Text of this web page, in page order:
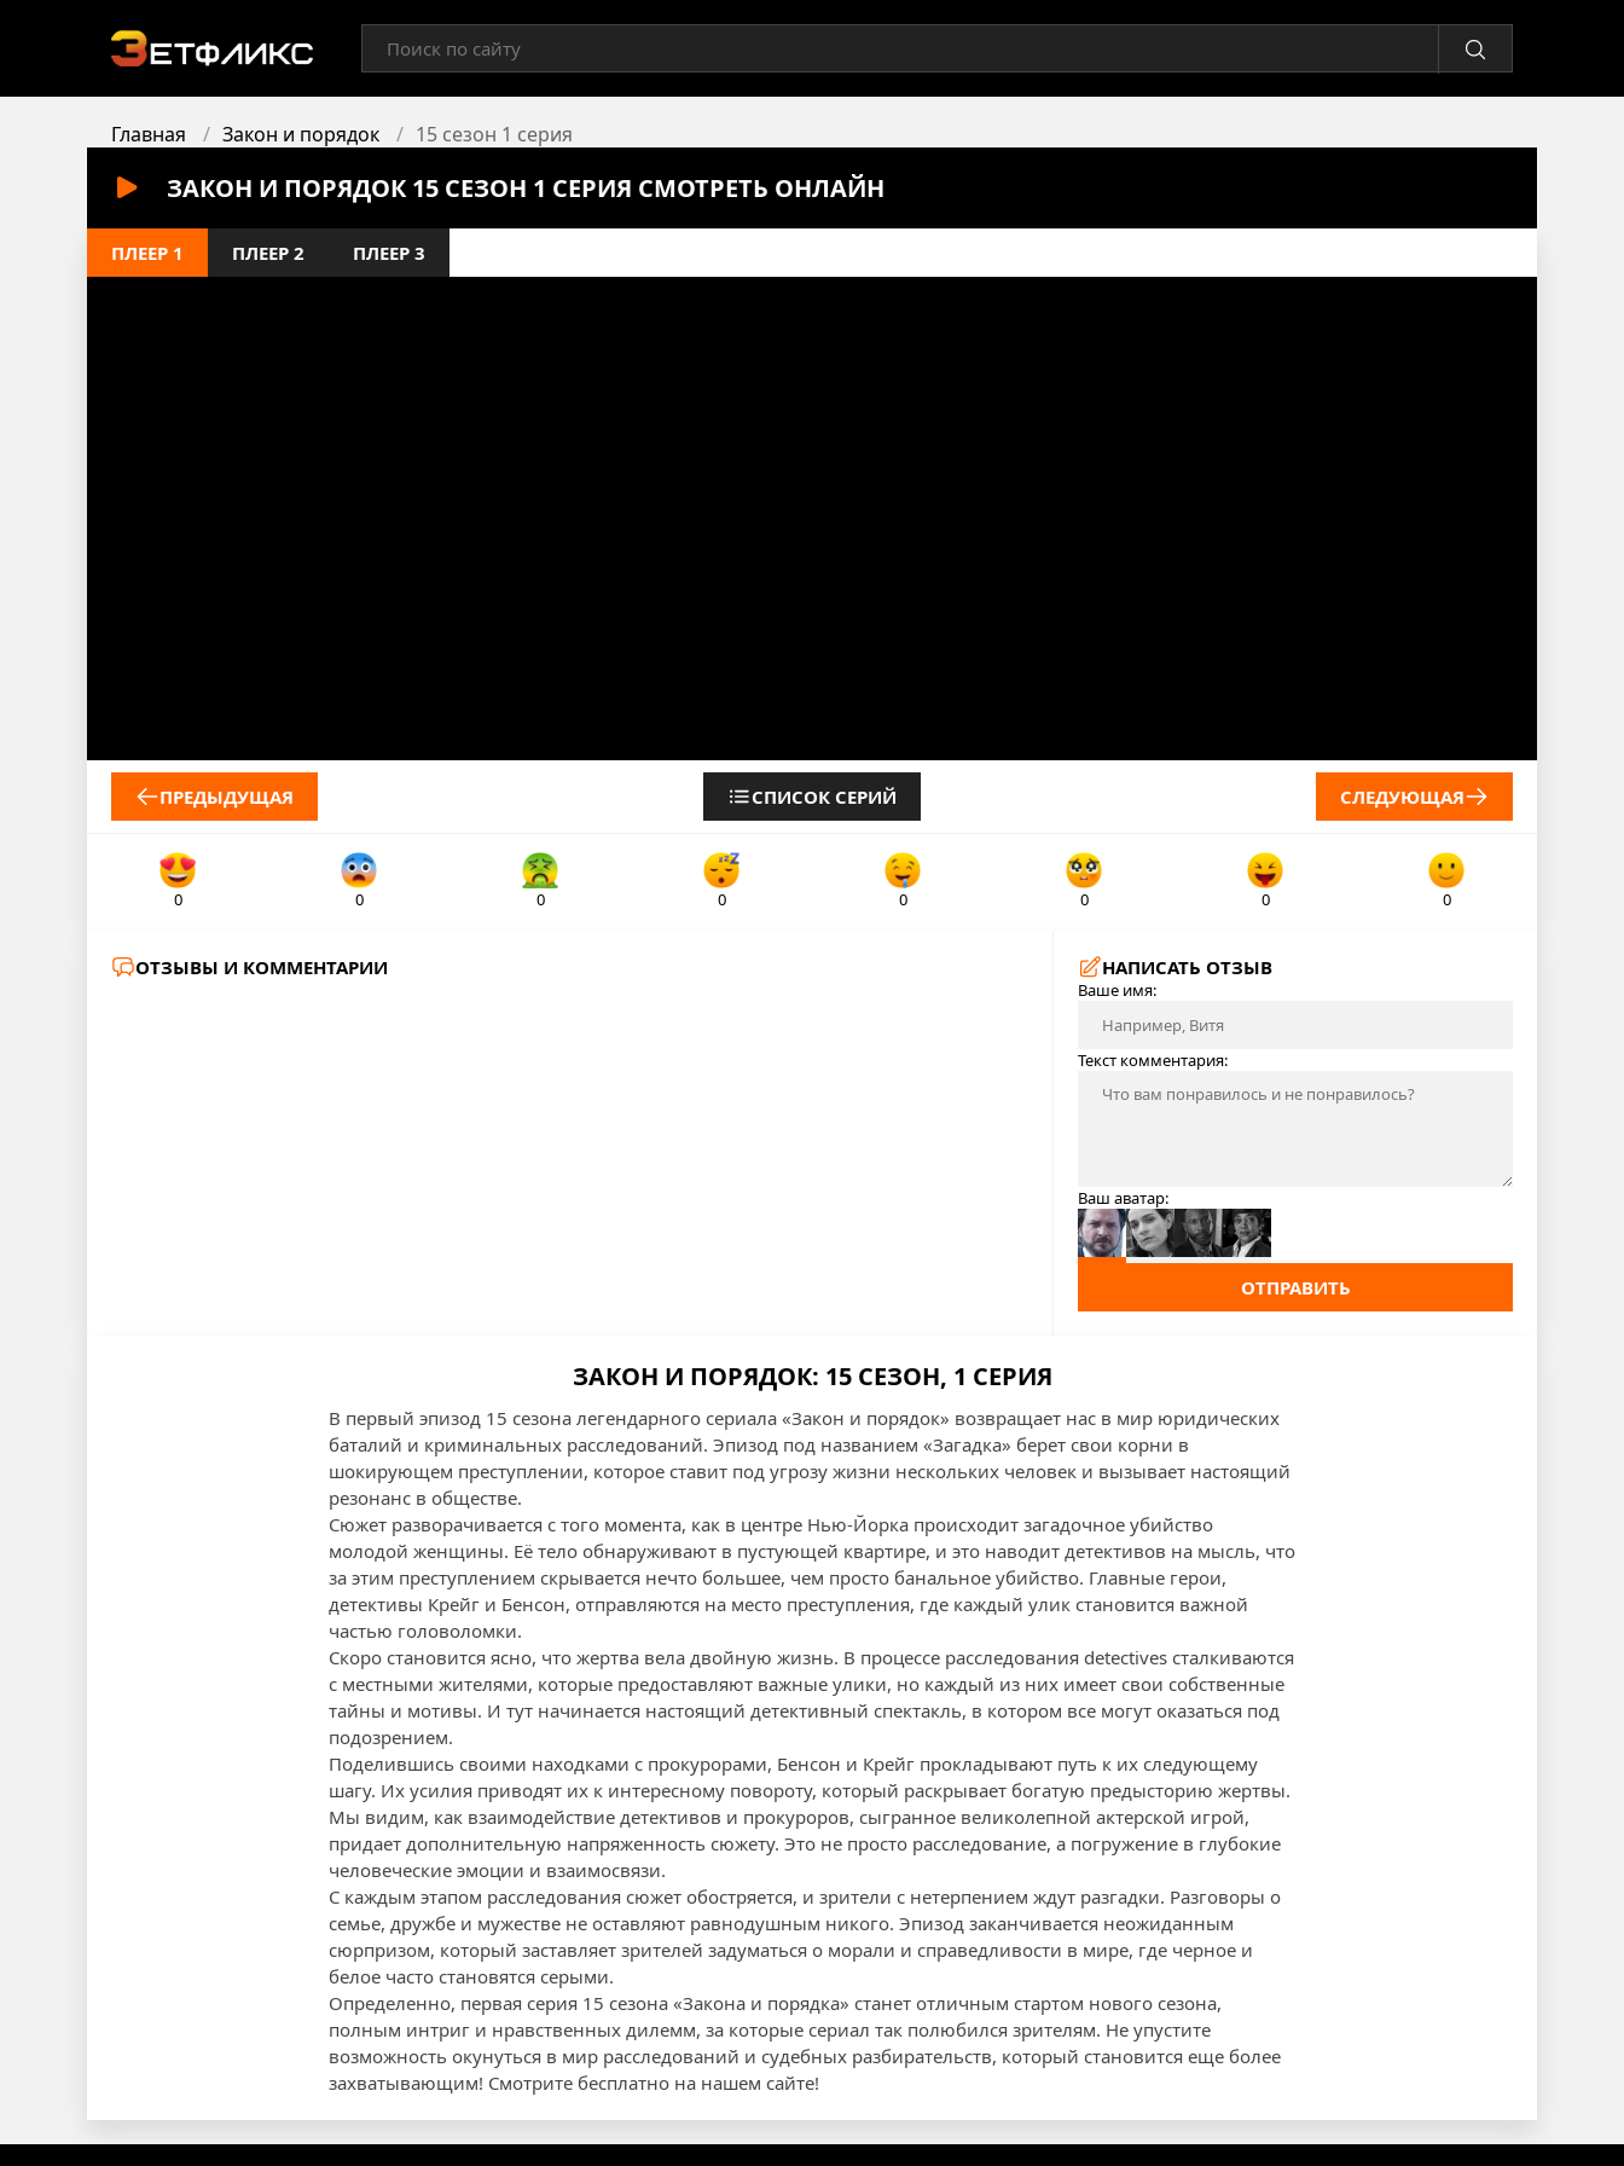
Главная Закон и порядок 15 сезон 1 серия
ЗАКОН И ПОРЯДОК 15 СЕЗОН 1 СЕРИЯ СМОТРЕТЬ ОНЛАЙН
ПЛЕЕР 1 ПЛЕЕР 2 ПЛЕЕР 3
ПРЕДЫДУЩАЯ СПИСОК СЕРИЙ СЛЕДУЮЩАЯ
0 0 0 0 0 0 0 0
ОТЗЫВЫ И КОММЕНТАРИИ НАПИСАТЬ ОТЗЫВ
Ваше имя:
Текст комментария:
Ваш аватар:
ОТПРАВИТЬ
ЗАКОН И ПОРЯДОК: 15 СЕЗОН, 1 СЕРИЯ
В первый эпизод 15 сезона легендарного сериала «Закон и порядок» возвращает нас в мир юридических
баталий и криминальных расследований. Эпизод под названием «Загадка» берет свои корни в
шокирующем преступлении, которое ставит под угрозу жизни нескольких человек и вызывает настоящий
резонанс в обществе.
Сюжет разворачивается с того момента, как в центре Нью-Йорка происходит загадочное убийство
молодой женщины. Её тело обнаруживают в пустующей квартире, и это наводит детективов на мысль, что
за этим преступлением скрывается нечто большее, чем просто банальное убийство. Главные герои,
детективы Крейг и Бенсон, отправляются на место преступления, где каждый улик становится важной
частью головоломки.
Скоро становится ясно, что жертва вела двойную жизнь. В процессе расследования detectives сталкиваются
с местными жителями, которые предоставляют важные улики, но каждый из них имеет свои собственные
тайны и мотивы. И тут начинается настоящий детективный спектакль, в котором все могут оказаться под
подозрением.
Поделившись своими находками с прокурорами, Бенсон и Крейг прокладывают путь к их следующему
шагу. Их усилия приводят их к интересному повороту, который раскрывает богатую предысторию жертвы.
Мы видим, как взаимодействие детективов и прокуроров, сыгранное великолепной актерской игрой,
придает дополнительную напряженность сюжету. Это не просто расследование, а погружение в глубокие
человеческие эмоции и взаимосвязи.
С каждым этапом расследования сюжет обостряется, и зрители с нетерпением ждут разгадки. Разговоры о
семье, дружбе и мужестве не оставляют равнодушным никого. Эпизод заканчивается неожиданным
сюрпризом, который заставляет зрителей задуматься о морали и справедливости в мире, где черное и
белое часто становятся серыми.
Определенно, первая серия 15 сезона «Закона и порядка» станет отличным стартом нового сезона,
полным интриг и нравственных дилемм, за которые сериал так полюбился зрителям. Не упустите
возможность окунуться в мир расследований и судебных разбирательств, который становится еще более
захватывающим! Смотрите бесплатно на нашем сайте!